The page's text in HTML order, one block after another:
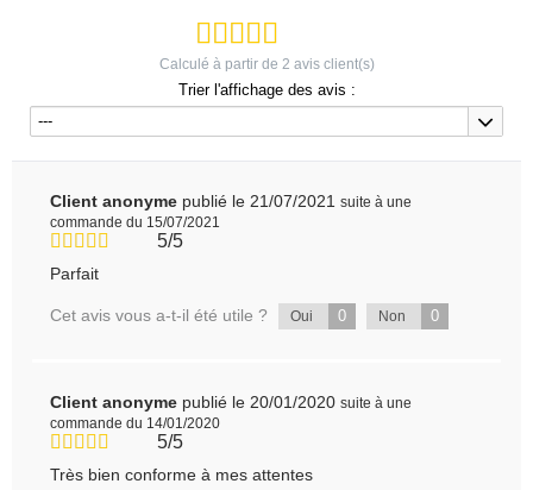
Calculé à partir de 2 avis client(s)
Trier l'affichage des avis :
---
Client anonyme publié le 21/07/2021 suite à une
commande du 15/07/2021
5/5
Parfait
Cet avis vous a-t-il été utile ? Oui 0 Non 0
Client anonyme publié le 20/01/2020 suite à une
commande du 14/01/2020
5/5
Très bien conforme à mes attentes